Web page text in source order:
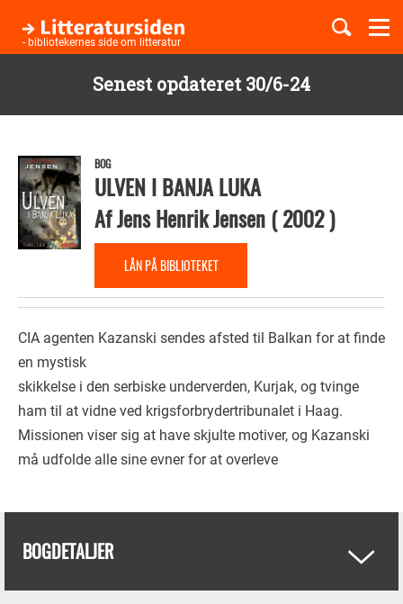
Senest opdateret 30/6-24
hovedindhold
- bibliotekernes side om litteratur
Børnebøger
Temaer
BOG
ULVEN I BANJA LUKA
AfJens Henrik Jensen(2002)
LÅN PÅ BIBLIOTEKET
CIA agenten Kazanski sendes afsted til Balkan for at finde
en mystisk
skikkelse i den serbiske underverden, Kurjak, og tvinge
ham til at vidne ved krigsforbrydertribunalet i Haag.
Missionen viser sig at have skjulte motiver, og Kazanski
må udfolde alle sine evner for at overleve
BOGDETALJER